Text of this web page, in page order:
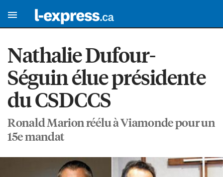
Nathalie Dufour-
Séguin élue présidente
du CSDCCS
Ronald Marion réélu à Viamonde pour un
15e mandat